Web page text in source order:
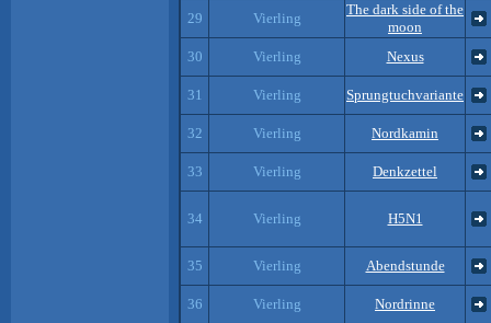
29 Vierling
The dark side of the
moon
30
Vierling Nexus
31 Vierling Sprungtuchvariante
32 Vierling Nordkamin
33 Vierling Denkzettel
34 Vierling H5N1
35 Vierling Abendstunde
36 Vierling Nordrinne